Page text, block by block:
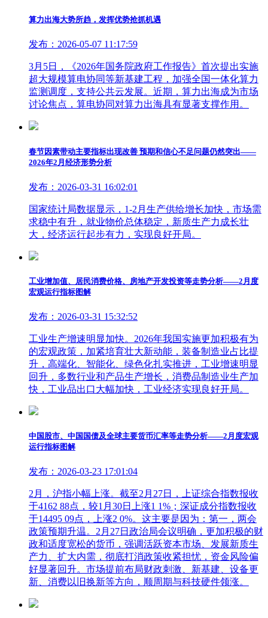
算力出海大势所趋，发挥优势抢抓机遇
发布：2026-05-07 11:17:59
3月5日，《2026年国务院政府工作报告》首次提出实施
超大规模算电协同等新基建工程，加强全国一体化算力
监测调度，支持公共云发展。近期，算力出海成为市场
讨论焦点，算电协同对算力出海具有显著支撑作用。
春节因素带动主要指标出现改善 预期和信心不足问题仍然突出——
2026年2月经济形势分析
发布：2026-03-31 16:02:01
国家统计局数据显示，1-2月生产供给增长加快，市场需
求稳中有升，就业物价总体稳定，新质生产力成长壮
大，经济运行起步有力，实现良好开局。
工业增加值、居民消费价格、房地产开发投资等走势分析——2月度
宏观运行指标图解
发布：2026-03-31 15:32:52
工业生产增速明显加快。2026年我国实施更加积极有为
的宏观政策，加紧培育壮大新动能，装备制造业占比提
升，高端化、智能化、绿色化扎实推进，工业增速明显
回升，多数行业和产品生产增长，消费品制造业生产加
快，工业品出口大幅加快，工业经济实现良好开局。
中国股市、中国国债及全球主要货币汇率等走势分析——2月度宏观
运行指标图解
发布：2026-03-23 17:01:04
2月，沪指小幅上涨。截至2月27日，上证综合指数报收
于4162 88点，较1月30日上涨1 1%；深证成分指数报收
于14495 09点，上涨2 0%。这主要是因为：第一，两会
政策预期升温。2月27日政治局会议明确，更加积极的财
政和适度宽松的货币，强调活跃资本市场、发展新质生
产力、扩大内需，彻底打消政策收紧担忧，资金风险偏
好显著回升。市场提前布局财政刺激、新基建、设备更
新、消费以旧换新等方向，顺周期与科技硬件领涨。